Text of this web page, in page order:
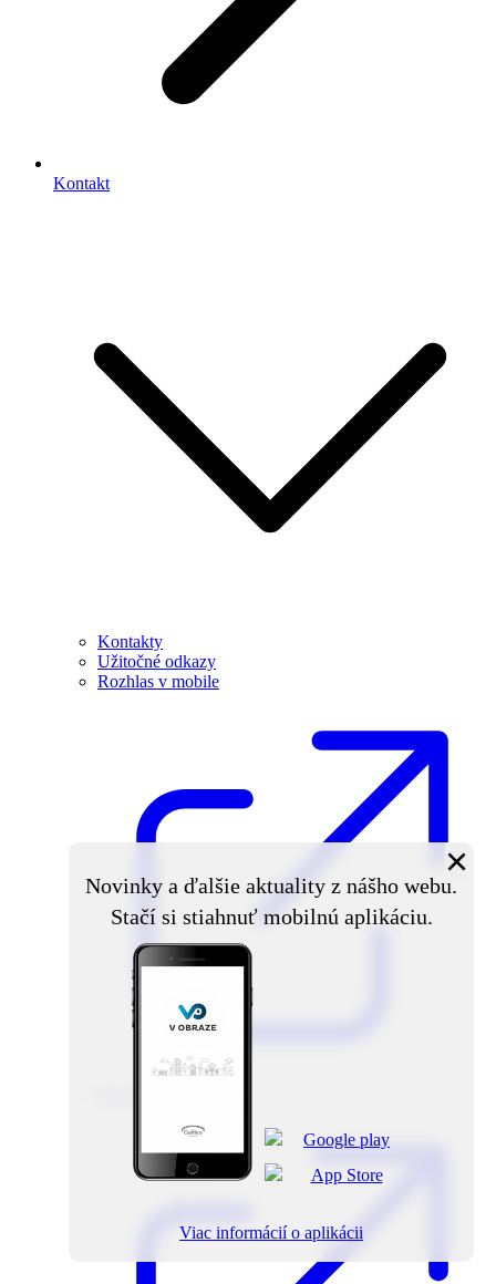
Kontakt
Kontakty
Užitočné odkazy
Rozhlas v mobile
Novinky a ďalšie aktuality z nášho webu.
Stačí si stiahnuť mobilnú aplikáciu.
×
Viac informácií o aplikácii